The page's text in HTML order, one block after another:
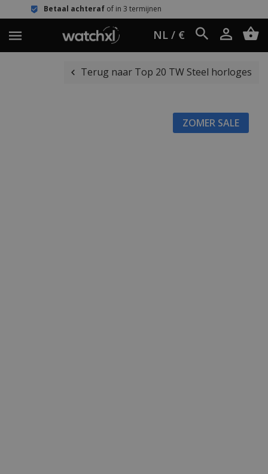
of in 3 termijnen
NL / €
Terug naar Top 20 TW Steel horloges
ZOMER SALE